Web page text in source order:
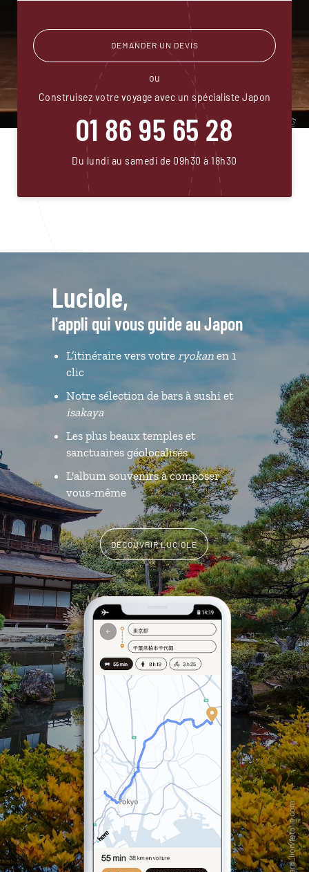
DEMANDER UN DEVIS
ou
Construisez votre voyage avec un spécialiste Japon
01 86 95 65 28
Du lundi au samedi de 09h30 à 18h30
Luciole,
l'appli qui vous guide au Japon
L’itinéraire vers votre ryokanen 1
clic
Notre sélection de bars à sushi et
isakaya
Les plus beaux temples et
sanctuaires géolocalisés
L'album souvenirs à composer
vous-même
DÉCOUVRIR LUCIOLE